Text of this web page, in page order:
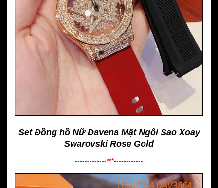
Set Đồng hồ Nữ Davena Mặt Ngôi Sao Xoay
Swarovski Rose Gold
-------------***------------